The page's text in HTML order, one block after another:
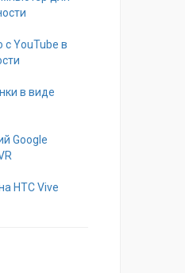
с YouTube в
в виде
Google
HTC Vive